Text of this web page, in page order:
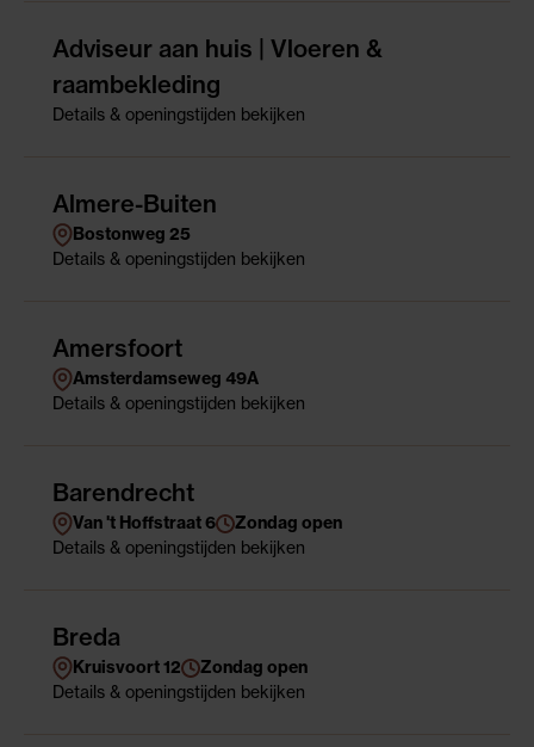
Adviseur aan huis | Vloeren &
raambekleding
Details & openingstijden bekijken
Almere-Buiten
Bostonweg 25
Details & openingstijden bekijken
Amersfoort
Amsterdamseweg 49A
Details & openingstijden bekijken
Barendrecht
Van 't Hoffstraat 6
Zondag open
Details & openingstijden bekijken
Breda
Kruisvoort 12
Zondag open
Details & openingstijden bekijken